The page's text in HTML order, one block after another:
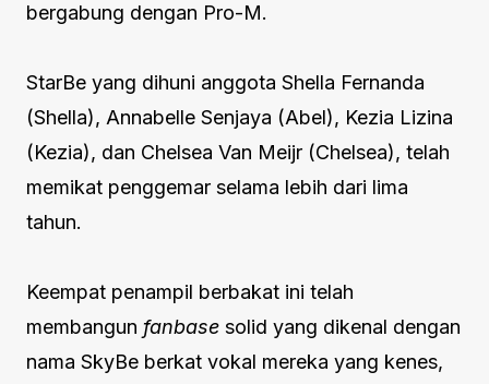
bergabung dengan Pro-M.
StarBe yang dihuni anggota Shella Fernanda
(Shella), Annabelle Senjaya (Abel), Kezia Lizina
(Kezia), dan Chelsea Van Meijr (Chelsea), telah
memikat penggemar selama lebih dari lima
tahun.
Keempat penampil berbakat ini telah
membangun fanbase solid yang dikenal dengan
nama SkyBe berkat vokal mereka yang kenes,